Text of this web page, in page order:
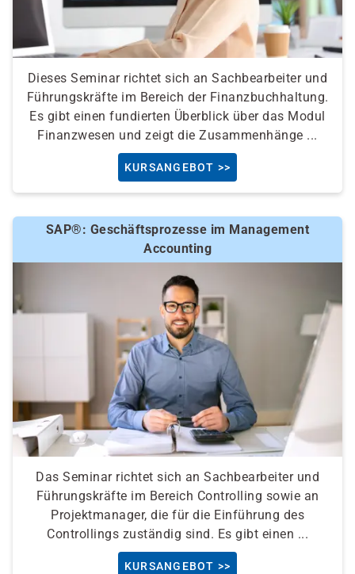
Dieses Seminar richtet sich an Sachbearbeiter und
Führungskräfte im Bereich der Finanzbuchhaltung.
Es gibt einen fundierten Überblick über das Modul
Finanzwesen und zeigt die Zusammenhänge ...
KURSANGEBOT >>
SAP®: Geschäftsprozesse im Management
Accounting
Das Seminar richtet sich an Sachbearbeiter und
Führungskräfte im Bereich Controlling sowie an
Projektmanager, die für die Einführung des
Controllings zuständig sind. Es gibt einen ...
KURSANGEBOT >>